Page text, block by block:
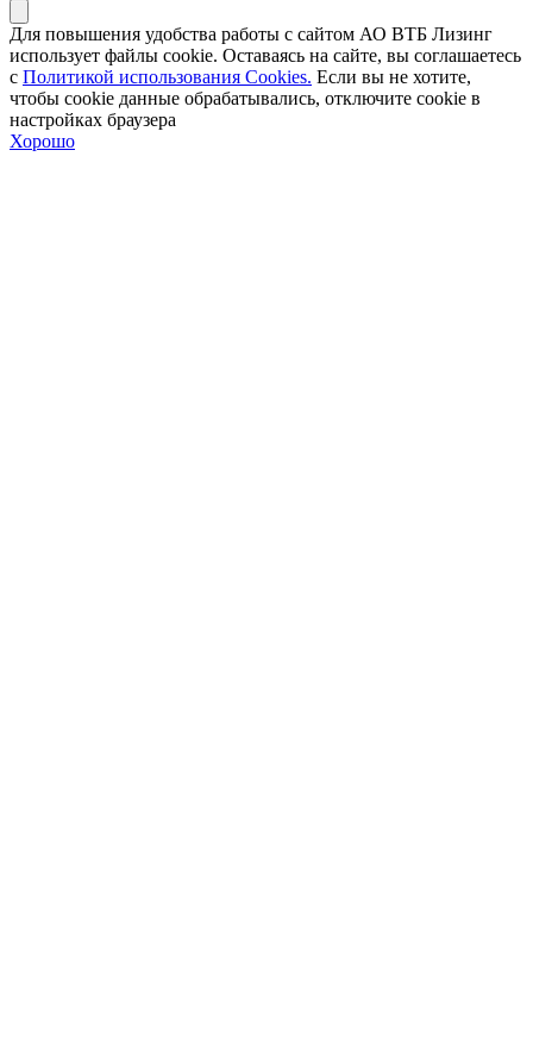
Для повышения удобства работы с сайтом АО ВТБ Лизинг
использует файлы cookie. Оставаясь на сайте, вы соглашаетесь
с Политикой использования Cookies. Если вы не хотите,
чтобы сookie данные обрабатывались, отключите cookie в
настройках браузера
Хорошо